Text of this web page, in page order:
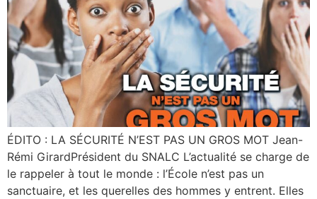
ÉDITO : LA SÉCURITÉ N’EST PAS UN GROS MOT Jean-
Rémi GirardPrésident du SNALC L’actualité se charge de
le rappeler à tout le monde : l’École n’est pas un
sanctuaire, et les querelles des hommes y entrent. Elles